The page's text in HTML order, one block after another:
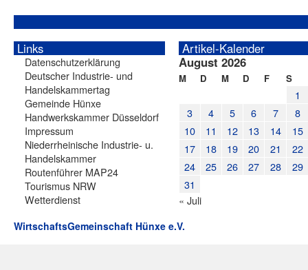
Links
Datenschutzerklärung
Deutscher Industrie- und
Handelskammertag
Gemeinde Hünxe
Handwerkskammer Düsseldorf
Impressum
Niederrheinische Industrie- u.
Handelskammer
Routenführer MAP24
Tourismus NRW
Wetterdienst
Artikel-Kalender
August 2026
M D M D F S
1
3
4 5 6 7
8
10
11 12 13 14
15
17
18 19 20 21
22
24
25 26 27 28
29
31
« Juli
WirtschaftsGemeinschaft Hünxe e.V.